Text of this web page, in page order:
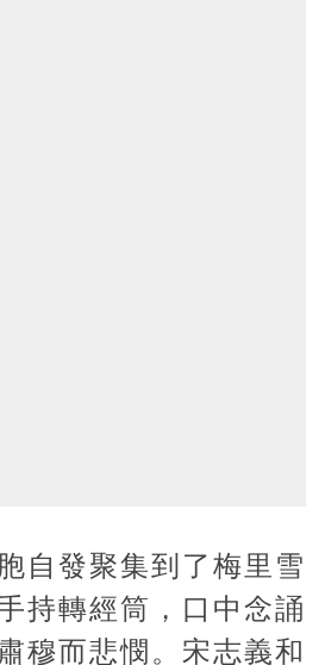
自發聚集到了梅里雪
持轉經筒，口中念誦
穆而悲憫。宋志義和